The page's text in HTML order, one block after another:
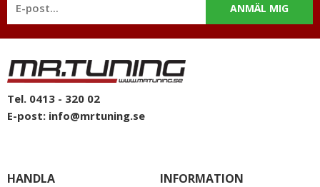
ANMÄL MIG
Tel. 0413 - 320 02
E-post: info@mrtuning.se
HANDLA INFORMATION